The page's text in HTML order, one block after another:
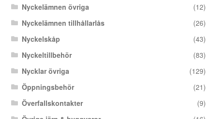
Nyckelämnen övriga
(12)
Nyckelämnen tillhållarlås
(26)
Nyckelskåp
(43)
Nyckeltillbehör
(83)
Nycklar övriga
(129)
Öppningsbehör
(21)
Överfallskontakter
(9)